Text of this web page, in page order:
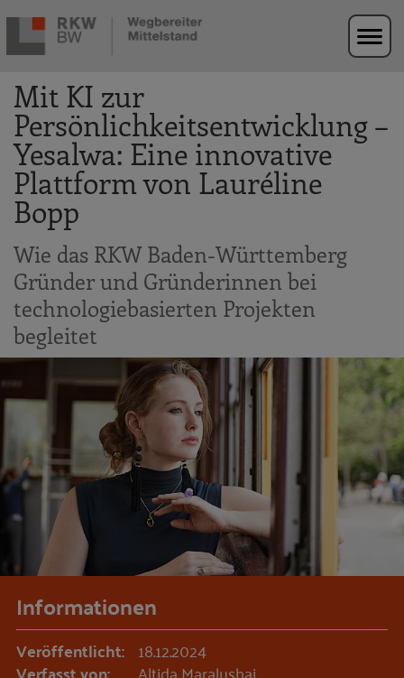
Zur Navigation springen
Zum Hauptinhalt springen
Mit KI zur
Persönlichkeitsentwicklung –
Yesalwa: Eine innovative
Plattform von Lauréline
Bopp
Wie das RKW Baden-Württemberg
Gründer und Gründerinnen bei
technologiebasierten Projekten
begleitet
Informationen
Veröffentlicht: 18.12.2024
Altida Maralushaj